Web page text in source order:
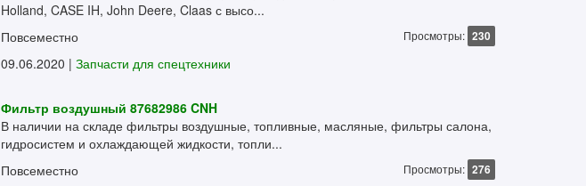
Holland, CASE IH, John Deere, Claas с высо...
Повсеместно
Просмотры: 230
09.06.2020 | Запчасти для спецтехники
Фильтр воздушный 87682986 CNH
В наличии на складе фильтры воздушные, топливные, масляные, фильтры салона,
гидросистем и охлаждающей жидкости, топли...
Повсеместно
Просмотры: 276